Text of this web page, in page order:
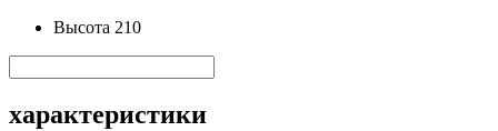
Высота 210
характеристики